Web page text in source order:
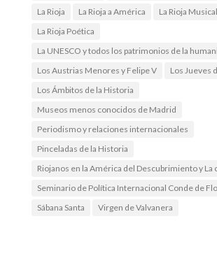
La Rioja
La Rioja a América
La Rioja Musical
La Rioja Poética
La UNESCO y todos los patrimonios de la
Los Austrias Menores y Felipe V
Los Jueves
Los Ámbitos de la Historia
Museos menos conocidos de Madrid
Periodismo y relaciones internacionales
Pinceladas de la Historia
Riojanos en la América del Descubrimiento y La
Seminario de Política Internacional Conde de
Sábana Santa
Virgen de Valvanera